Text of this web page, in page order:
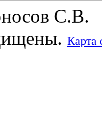
С.В.
Карта